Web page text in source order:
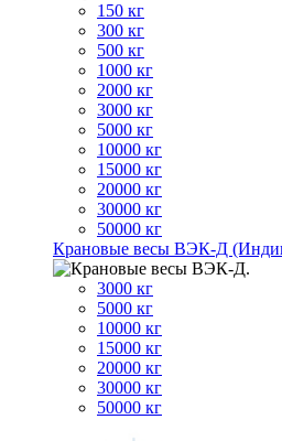
150 кг
300 кг
500 кг
1000 кг
2000 кг
3000 кг
5000 кг
10000 кг
15000 кг
20000 кг
30000 кг
50000 кг
Крановые весы ВЭК-Д
3000 кг
5000 кг
10000 кг
15000 кг
20000 кг
30000 кг
50000 кг